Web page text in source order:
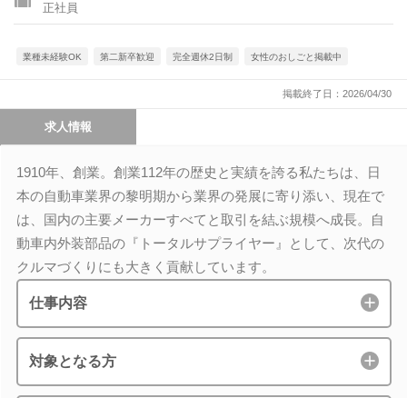
正社員
業種未経験OK 第二新卒歓迎 完全週休2日制 女性のおしごと掲載中
掲載終了日：2026/04/30
求人情報
1910年、創業。創業112年の歴史と実績を誇る私たちは、日
本の自動車業界の黎明期から業界の発展に寄り添い、現在で
は、国内の主要メーカーすべてと取引を結ぶ規模へ成長。自
動車内外装部品の『トータルサプライヤー』として、次代の
クルマづくりにも大きく貢献しています。
仕事内容
対象となる方